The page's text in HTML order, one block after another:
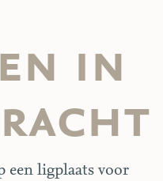
in
een ligplaats voor